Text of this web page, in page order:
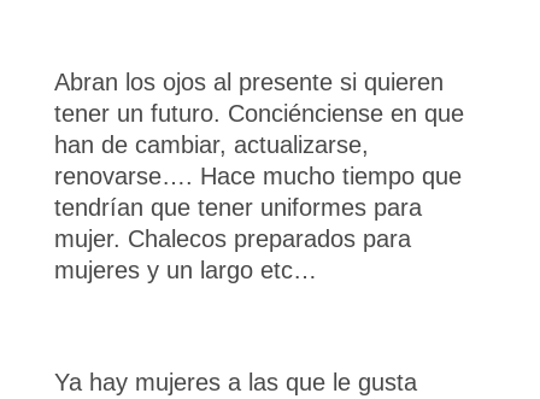
Abran los ojos al presente si quieren
tener un futuro. Conciénciense en que
han de cambiar, actualizarse,
renovarse…. Hace mucho tiempo que
tendrían que tener uniformes para
mujer. Chalecos preparados para
mujeres y un largo etc…
Ya hay mujeres a las que le gusta